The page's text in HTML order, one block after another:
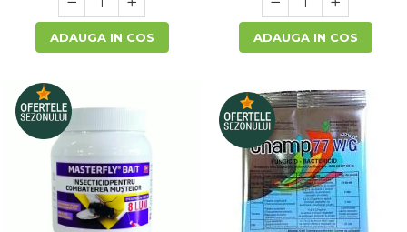
ADAUGA IN COS ADAUGA IN COS